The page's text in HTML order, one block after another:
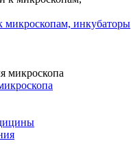
микроскопам, инкубаторы